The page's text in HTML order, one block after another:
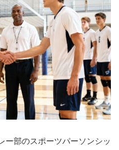
ー部のスポーツパーソンシッ